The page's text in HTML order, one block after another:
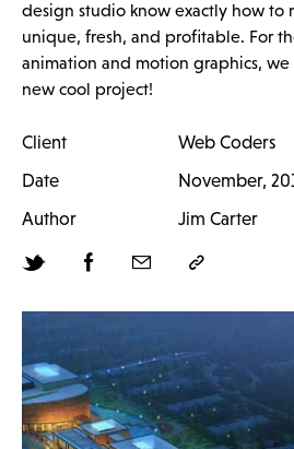
design studio know exactly how to
unique, fresh, and profitable. For
animation and motion graphics,
new cool project!
Client
Web Coders
Date
November,
Author
Jim Carter